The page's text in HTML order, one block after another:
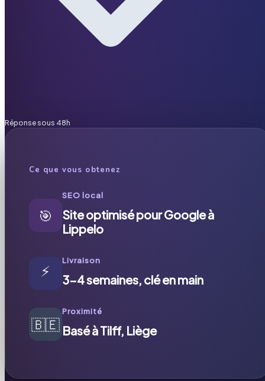
Réponse sous 48h
Ce que vous obtenez
🎯
SEO local
Site optimisé pour Google à
Lippelo
⚡
Livraison
3-4 semaines, clé en main
🇧🇪
Proximité
Basé à Tilff, Liège